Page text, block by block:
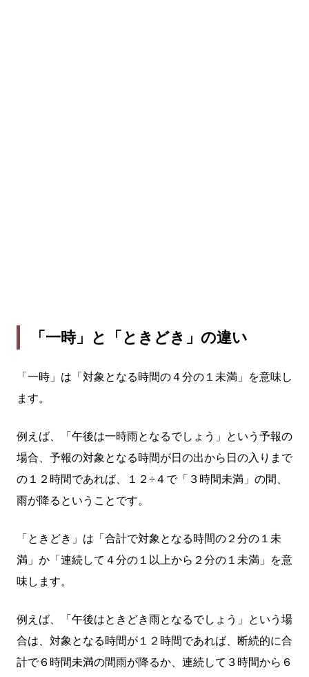
「一時」と「ときどき」の違い
「一時」は「対象となる時間の４分の１未満」を意味し
ます。
例えば、「午後は一時雨となるでしょう」という予報の
場合、予報の対象となる時間が日の出から日の入りまで
の１２時間であれば、１２÷４で「３時間未満」の間、
雨が降るということです。
「ときどき」は「合計で対象となる時間の２分の１未
満」か「連続して４分の１以上から２分の１未満」を意
味します。
例えば、「午後はときどき雨となるでしょう」という場
合は、対象となる時間が１２時間であれば、断続的に合
計で６時間未満の間雨が降るか、連続して３時間から６